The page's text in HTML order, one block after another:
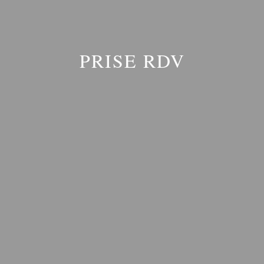
PRISE RDV